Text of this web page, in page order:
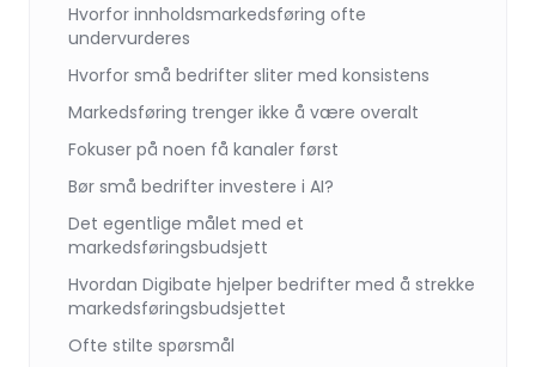
Hvorfor innholdsmarkedsføring ofte
undervurderes
Hvorfor små bedrifter sliter med konsistens
Markedsføring trenger ikke å være overalt
Fokuser på noen få kanaler først
Bør små bedrifter investere i AI?
Det egentlige målet med et
markedsføringsbudsjett
Hvordan Digibate hjelper bedrifter med å strekke
markedsføringsbudsjettet
Ofte stilte spørsmål